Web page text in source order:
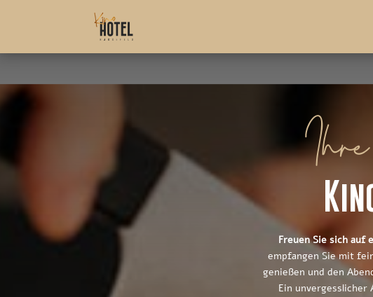
Ihre
Freuen Sie sich auf
empfangen Sie mit
genießen und den
Ein unvergesslicher